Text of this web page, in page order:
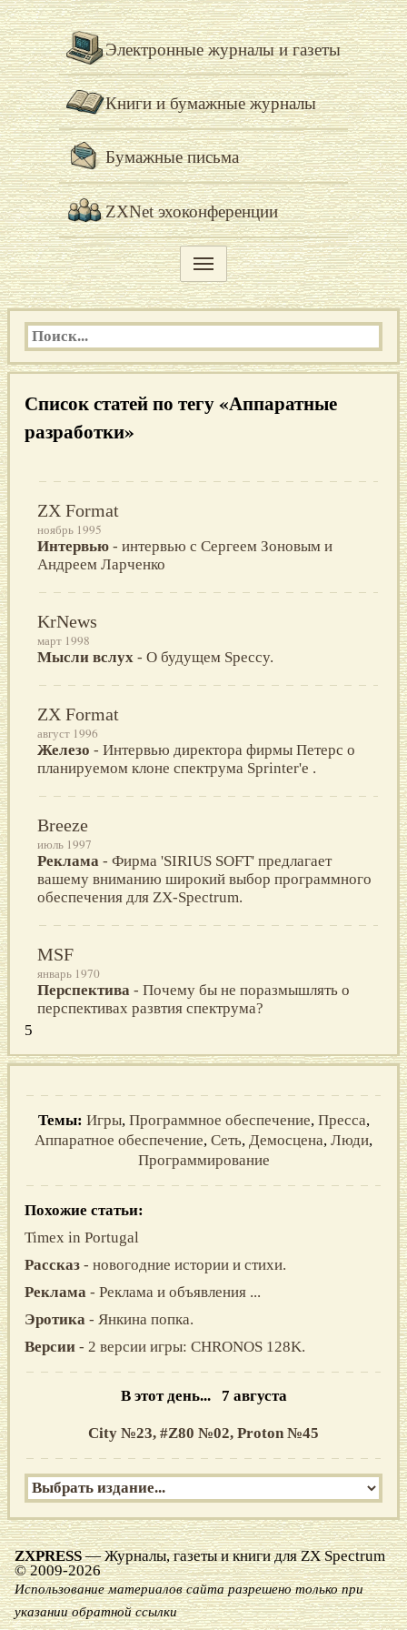
Электронные журналы и газеты
Книги и бумажные журналы
Бумажные письма
ZXNet эхоконференции
Список статей по тегу «Аппаратные
разработки»
ZX Format
ноябрь 1995
Интервью - интервью с Сергеем Зоновым и
Андреем Ларченко
KrNews
март 1998
Мысли вслух - О будущем Speccy.
ZX Format
август 1996
Железо - Интервью директора фирмы Петерс о
планируемом клоне спектрума Sprinter'e .
Breeze
июль 1997
Реклама - Фирма 'SIRIUS SOFT' предлагает
вашему вниманию широкий выбор программного
обеспечения для ZX-Spectrum.
MSF
январь 1970
Перспектива - Почему бы не поразмышлять о
перспективах развтия спектрума?
5
Темы: Игры, Программное обеспечение, Пресса,
Аппаратное обеспечение, Сеть, Демосцена, Люди,
Программирование
Похожие статьи:
Timex in Portugal
Рассказ - новогодние истории и стихи.
Реклама - Реклама и объявления ...
Эротика - Янкина попка.
Версии - 2 версии игры: CHRONOS 128K.
В этот день... 7 августа
City №23, #Z80 №02, Proton №45
ZXPRESS— Журналы, газеты и книги для ZX Spectrum
© 2009-2026
Использование материалов сайта разрешено только при
указании обратной ссылки